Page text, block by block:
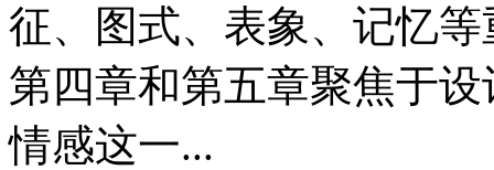
征、图式、表象、记忆
第四章和第五章聚焦于
情感这一...